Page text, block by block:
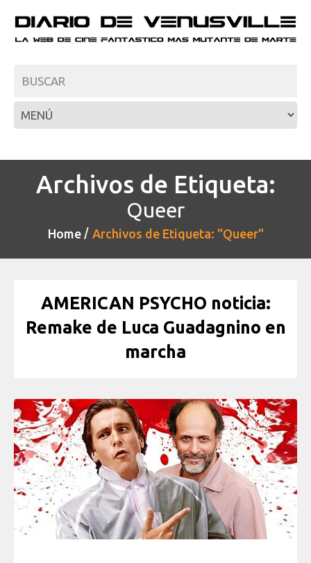
Archivos de Etiqueta:
Queer
Home Archivos de Etiqueta: "Queer"
AMERICAN PSYCHO noticia:
Remake de Luca Guadagnino en
marcha